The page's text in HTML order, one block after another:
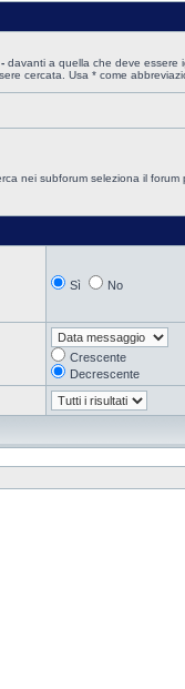
- davanti a quella che deve essere
cercata. Usa * come
nei subforum seleziona il forum
Sì No
Crescente
Decrescente